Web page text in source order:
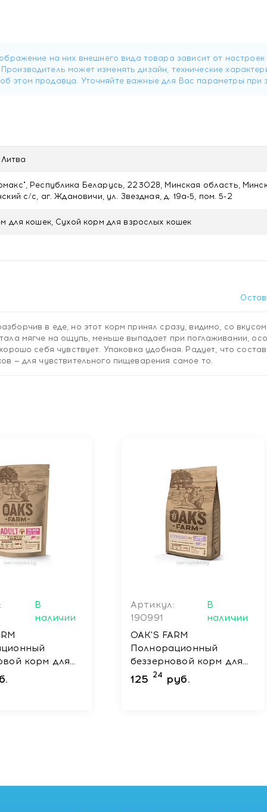
отлично подходит для кошек с избыточным весом.
и нервную системы питомца, укрепляют шерсть и
(0,1%), зеленый чай (0,05%), мука календулы
– 25000 МЕ, витамин D3 (3а671) – 1875 МЕ, витамин Е
марганца (3b503) - 25 мг, моногидрат сульфата
мг , таурин (3а370) – 1250 мг.
розмарина, экстракт токоферола масляного
включены:
и антиоксидантов.
с чувствительным пищеварением, благодаря своему
культур, что снижает риск аллергических реакций и
OAK'S FARM, которые сочетают в себе
Республика Беларусь, 223028, Минская область,
с/с, аг. Ждановичи, ул. Звездная, д. 19а-5, пом. 5-2
для кошек, Сухой корм для взрослых кошек
в еде, но этот корм принял сразу, видимо, со вкусом
мягче на ощупь, меньше выпадает при поглаживании,
себя чувствует. Упаковка удобная. Радует, что состав
— для чувствительного пищеварения самое то.
В
наличии
корм для
кошек Salmon
400 г
Артикул:
190991
В
наличии
OAK'S FARM
Полнорационный
беззерновой корм для
взрослых
стерилизованных кошек
125 24 руб.